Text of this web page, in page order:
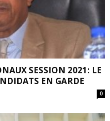
SESSION 2021: LE
EN GARDE
0